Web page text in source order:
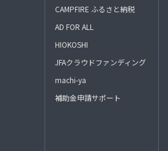
CAMPFIRE ふるさと納税
AD FOR ALL
HIOKOSHI
JFAクラウドファンディング
machi-ya
補助金申請サポート